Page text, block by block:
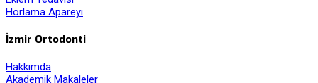
Horlama Apareyi
İzmir Ortodonti
Hakkımda
Akademik Makaleler